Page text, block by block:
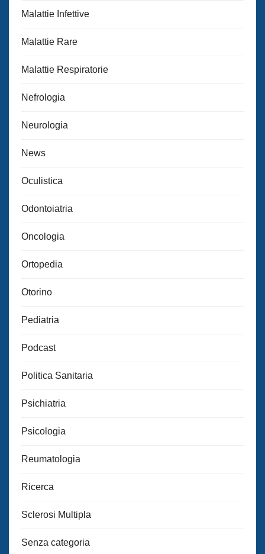
Malattie Infettive
Malattie Rare
Malattie Respiratorie
Nefrologia
Neurologia
News
Oculistica
Odontoiatria
Oncologia
Ortopedia
Otorino
Pediatria
Podcast
Politica Sanitaria
Psichiatria
Psicologia
Reumatologia
Ricerca
Sclerosi Multipla
Senza categoria